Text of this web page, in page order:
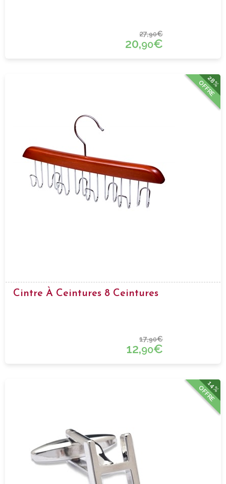
27,90€
20,90€
28%
OFFRE
Cintre À Ceintures 8 Ceintures
17,90€
12,90€
14%
OFFRE